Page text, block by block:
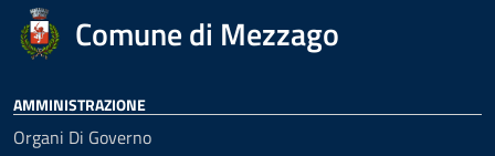
Comune di Mezzago
AMMINISTRAZIONE
Organi Di Governo